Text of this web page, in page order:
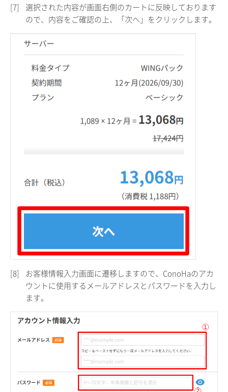
[7]
選択された内容が画面右側のカートに反映しております
ので、内容をご確認の上、「次へ」をクリックします。
[8]
お客様情報入力画面に遷移しますので、ConoHaのアカ
ウントに使用するメールアドレスとパスワードを入力し
ます。